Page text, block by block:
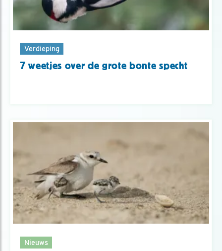
Verdieping
7 weetjes over de grote bonte specht
Nieuws